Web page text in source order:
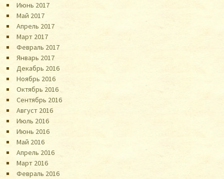
Июнь 2017
Май 2017
Апрель 2017
Март 2017
Февраль 2017
Январь 2017
Декабрь 2016
Ноябрь 2016
Октябрь 2016
Сентябрь 2016
Август 2016
Июль 2016
Июнь 2016
Май 2016
Апрель 2016
Март 2016
Февраль 2016